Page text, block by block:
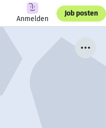
Anmelden
Job posten